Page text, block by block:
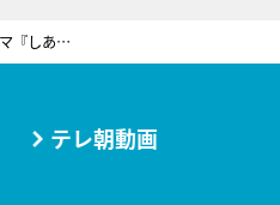
ドラマ『しあわせな結婚』劇中に『Qさま!!』のシーンが！阿部サダヲ＆松たか子の特別出題も
テレ朝動画